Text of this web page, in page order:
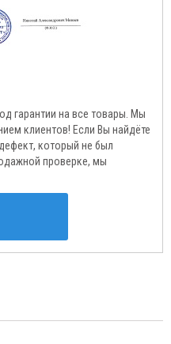
гарантии на все товары. Мы
клиентов! Если Вы найдёте
который не был
проверке, мы